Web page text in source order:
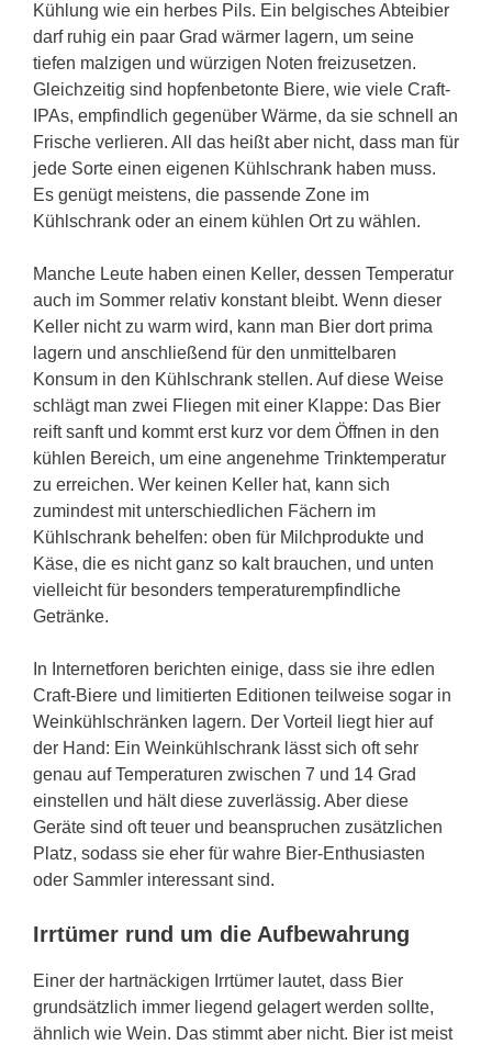
Kühlung wie ein herbes Pils. Ein belgisches Abteibier
darf ruhig ein paar Grad wärmer lagern, um seine
tiefen malzigen und würzigen Noten freizusetzen.
Gleichzeitig sind hopfenbetonte Biere, wie viele Craft-
IPAs, empfindlich gegenüber Wärme, da sie schnell an
Frische verlieren. All das heißt aber nicht, dass man für
jede Sorte einen eigenen Kühlschrank haben muss.
Es genügt meistens, die passende Zone im
Kühlschrank oder an einem kühlen Ort zu wählen.
Manche Leute haben einen Keller, dessen Temperatur
auch im Sommer relativ konstant bleibt. Wenn dieser
Keller nicht zu warm wird, kann man Bier dort prima
lagern und anschließend für den unmittelbaren
Konsum in den Kühlschrank stellen. Auf diese Weise
schlägt man zwei Fliegen mit einer Klappe: Das Bier
reift sanft und kommt erst kurz vor dem Öffnen in den
kühlen Bereich, um eine angenehme Trinktemperatur
zu erreichen. Wer keinen Keller hat, kann sich
zumindest mit unterschiedlichen Fächern im
Kühlschrank behelfen: oben für Milchprodukte und
Käse, die es nicht ganz so kalt brauchen, und unten
vielleicht für besonders temperaturempfindliche
Getränke.
In Internetforen berichten einige, dass sie ihre edlen
Craft-Biere und limitierten Editionen teilweise sogar in
Weinkühlschränken lagern. Der Vorteil liegt hier auf
der Hand: Ein Weinkühlschrank lässt sich oft sehr
genau auf Temperaturen zwischen 7 und 14 Grad
einstellen und hält diese zuverlässig. Aber diese
Geräte sind oft teuer und beanspruchen zusätzlichen
Platz, sodass sie eher für wahre Bier-Enthusiasten
oder Sammler interessant sind.
Irrtümer rund um die Aufbewahrung
Einer der hartnäckigen Irrtümer lautet, dass Bier
grundsätzlich immer liegend gelagert werden sollte,
ähnlich wie Wein. Das stimmt aber nicht. Bier ist meist